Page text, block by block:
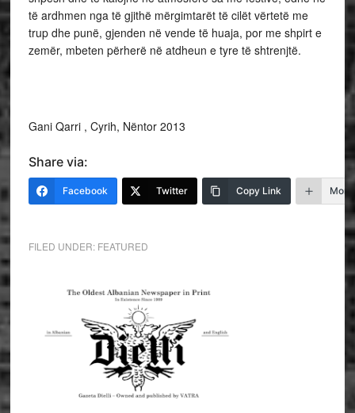
të ardhmen nga të gjithë mërgimtarët të cilët vërtetë me
trup dhe punë, gjenden në vende të huaja, por me shpirt e
zemër, mbeten përherë në atdheun e tyre të shtrenjtë.
Gani Qarri , Cyrih, Nëntor 2013
Share via:
Facebook Twitter Copy Link More
FILED UNDER: FEATURED